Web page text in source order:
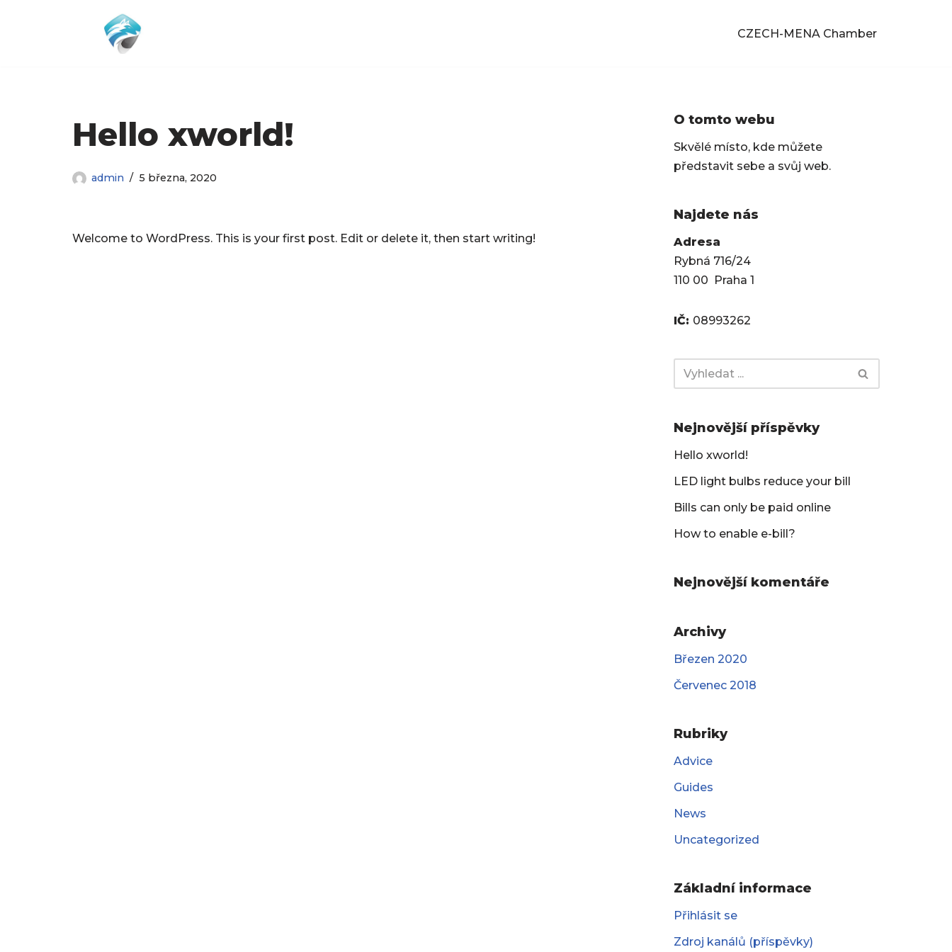
CZECH-MENA Chamber
Hello xworld!
admin 5 března, 2020
Welcome to WordPress. This is your first post. Edit or delete it, then start writing!
O tomto webu
Skvělé místo, kde můžete
představit sebe a svůj web.
Najdete nás
Adresa
Rybná 716/24
110 00 Praha 1
IČ: 08993262
Nejnovější příspěvky
Hello xworld!
LED light bulbs reduce your bill
Bills can only be paid online
How to enable e-bill?
Nejnovější komentáře
Archivy
Březen 2020
Červenec 2018
Rubriky
Advice
Guides
News
Uncategorized
Základní informace
Přihlásit se
Zdroj kanálů (příspěvky)